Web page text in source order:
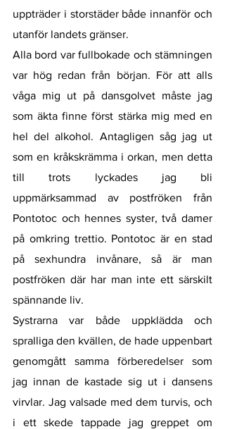
uppträder i storstäder både innanför och
utanför landets gränser.
Alla bord var fullbokade och stämningen
var hög redan från början. För att alls
våga mig ut på dansgolvet måste jag
som äkta finne först stärka mig med en
hel del alkohol. Antagligen såg jag ut
som en kråkskrämma i orkan, men detta
till trots lyckades jag bli
uppmärksammad av postfröken från
Pontotoc och hennes syster, två damer
på omkring trettio. Pontotoc är en stad
på sexhundra invånare, så är man
postfröken där har man inte ett särskilt
spännande liv.
Systrarna var både uppklädda och
spralliga den kvällen, de hade uppenbart
genomgått samma förberedelser som
jag innan de kastade sig ut i dansens
virvlar. Jag valsade med dem turvis, och
i ett skede tappade jag greppet om